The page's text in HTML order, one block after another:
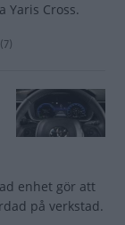
Yaris Cross.
enhet gör att
på verkstad.